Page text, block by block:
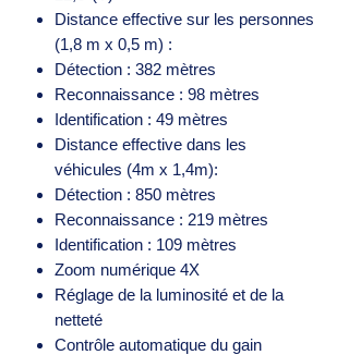
Distance effective sur les personnes
(1,8 m x 0,5 m) :
Détection : 382 mètres
Reconnaissance : 98 mètres
Identification : 49 mètres
Distance effective dans les
véhicules (4m x 1,4m):
Détection : 850 mètres
Reconnaissance : 219 mètres
Identification : 109 mètres
Zoom numérique 4X
Réglage de la luminosité et de la
netteté
Contrôle automatique du gain